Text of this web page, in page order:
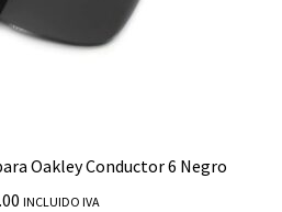
Oakley Conductor 6 Negro
INCLUIDO IVA